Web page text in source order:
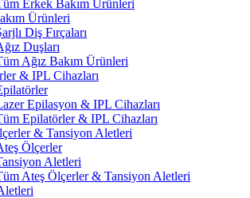
Erkek Bakım Ürünleri
Ürünleri
Diş Fırçaları
Duşları
Ağız Bakım Ürünleri
& IPL Cihazları
Epilasyon & IPL Cihazları
Epilatörler & IPL Cihazları
& Tansiyon Aletleri
Ölçerler
Aletleri
Ateş Ölçerler & Tansiyon Aletleri